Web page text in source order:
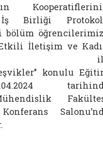
İş Birliği
İletişim ve
konulu